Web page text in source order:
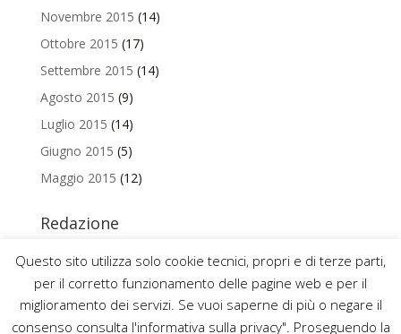
Novembre 2015 (14)
Ottobre 2015 (17)
Settembre 2015 (14)
Agosto 2015 (9)
Luglio 2015 (14)
Giugno 2015 (5)
Maggio 2015 (12)
Redazione
uniamo@uniurb.it
Questo sito utilizza solo cookie tecnici, propri e di terze parti,
per il corretto funzionamento delle pagine web e per il
miglioramento dei servizi. Se vuoi saperne di più o negare il
consenso consulta l'informativa sulla privacy". Proseguendo la